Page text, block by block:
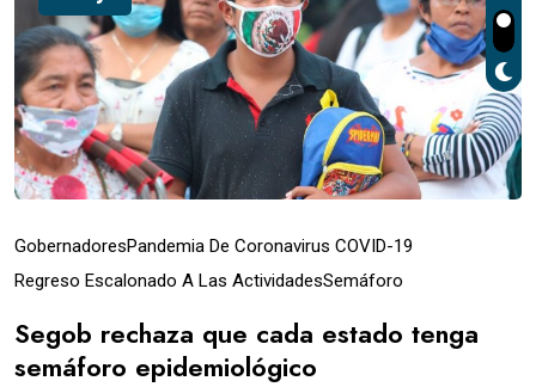
GobernadoresPandemia De Coronavirus COVID-19
Regreso Escalonado A Las ActividadesSemáforo
Segob rechaza que cada estado tenga
semáforo epidemiológico